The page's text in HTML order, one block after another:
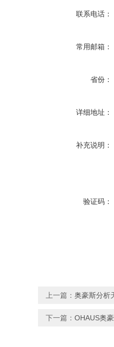
联系电话：
常用邮箱：
省份：
详细地址：
补充说明：
验证码：
上一篇： 奥豪斯分析
下一篇： OHAUS奥